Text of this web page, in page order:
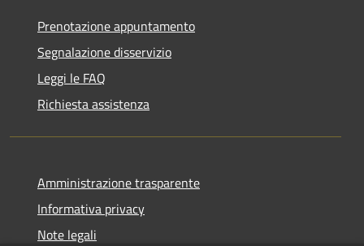
Prenotazione appuntamento
Segnalazione disservizio
Leggi le FAQ
Richiesta assistenza
Amministrazione trasparente
Informativa privacy
Note legali